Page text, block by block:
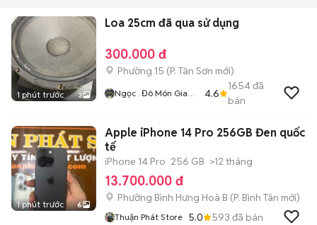
1 phút trước 3
Loa 25cm đã qua sử dụng
300.000 đ
Phường 15 (P. Tân Sơn mới)
Ngọc . Đô Món Gia
4.6
1654đã
bán
1 phút trước 6
Apple iPhone 14 Pro 256GB Đen quốc
tế
iPhone 14 Pro 256 GB >12 tháng
13.700.000 đ
Phường Bình Hưng Hoà B (P. Bình Tân mới)
Thuận Phát Store 5.0 593 đã bán